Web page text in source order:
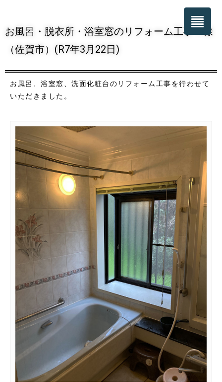
お風呂・脱衣所・浴室窓のリフォーム工事 H様
（佐賀市）(R7年3月22日)
お風呂、浴室窓、洗面化粧台のリフォーム工事を行わせて
いただきました。